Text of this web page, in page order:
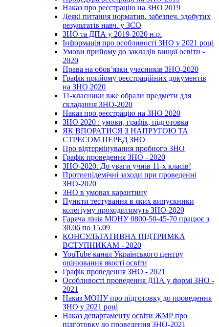
Наказ про реєстрацію на ЗНО 2019
Деякі питання норматив. забезпеч. здобутих
результатів навч. у ЗСО
ЗНО та ДПА у 2019-2020 н.р.
Інформація про особливості ЗНО у 2021 році
Умови прийому до закладів вищої освіти -
2020
Права на обов’язки учасників ЗНО-2020
Графік прийому реєстраційних документів
на ЗНО 2020
11-класники вже обрали предмети для
складання ЗНО-2020
Наказ про реєстрацію на ЗНО 2020
ЗНО 2020 : умови, графік, підготовка
ЯК ВПОРАТИСЯ З НАПРУГОЮ ТА
СТРЕСОМ ПЕРЕД ЗНО
Про відтермінування пробного ЗНО
Графік проведення ЗНО - 2020
ЗНО-2020. До уваги учнів 11-х класів!
Протиепідемічні заходи при проведенні
ЗНО-2020
ЗНО в умовах карантину
Пункти тестування в яких випускники
колегіуму проходитимуть ЗНО-2020
Гаряча лінія МОНУ 0800-50-45-70 працює з
30.06 по 15.09
КОНСУЛЬТАТИВНА ПІДТРИМКА
ВСТУПНИКАМ - 2020
YouTube канал Українського центру
оцінювання якості освіти
Графік проведення ЗНО - 2021
Особливості проведення ДПА у формі ЗНО -
2021
Наказ МОНУ про підготовку до проведення
ЗНО у 2021 році
Наказ департаменту освіти ЖМР про
підготовку до проведення ЗНО-2021